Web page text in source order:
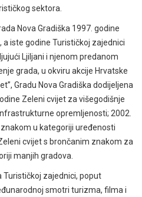
sektora.
Nova Gradiška 1997. godine
a iste godine Turističkoj zajednici
Ljiljani i njenom predanom
grada, u okviru akcije Hrvatske
Gradu Nova Gradiška dodijeljena
Zeleni cvijet za višegodišnje
opremljenosti; 2002.
u kategoriji uređenosti
cvijet s brončanim znakom za
manjih gradova.
Turističkoj zajednici, poput
smotri turizma, filma i